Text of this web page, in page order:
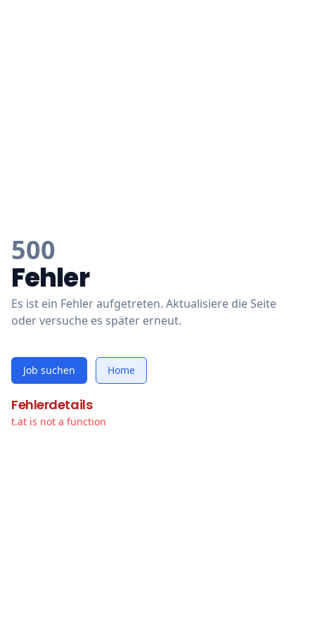
500
Fehler
Es ist ein Fehler aufgetreten. Aktualisiere die Seite
oder versuche es später erneut.
Job suchen Home
Fehlerdetails
t.at is not a function